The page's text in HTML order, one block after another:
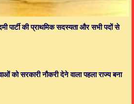
की प्राथमिक सदस्यता और सभी पदों से
को सरकारी नौकरी देने वाला पहला राज्य बना